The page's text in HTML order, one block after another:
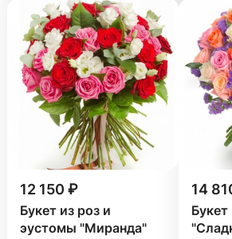
12 150 ₽
Букет из роз и
эустомы "Миранда"
14
Букет